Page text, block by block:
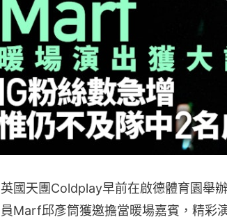
英國天團Coldplay早前在啟德體育園舉
員Marf邱彥筒獲邀擔當暖場嘉賓，精彩